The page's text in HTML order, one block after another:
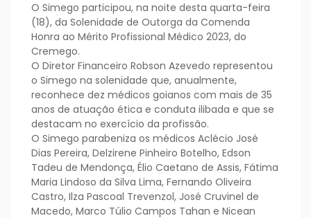
O Simego participou, na noite desta quarta-feira
(18), da Solenidade de Outorga da Comenda
Honra ao Mérito Profissional Médico 2023, do
Cremego.
O Diretor Financeiro Robson Azevedo representou
o Simego na solenidade que, anualmente,
reconhece dez médicos goianos com mais de 35
anos de atuação ética e conduta ilibada e que se
destacam no exercício da profissão.
O Simego parabeniza os médicos Aclécio José
Dias Pereira, Delzirene Pinheiro Botelho, Edson
Tadeu de Mendonça, Élio Caetano de Assis, Fátima
Maria Lindoso da Silva Lima, Fernando Oliveira
Castro, Ilza Pascoal Trevenzol, José Cruvinel de
Macedo, Marco Túlio Campos Tahan e Nicean